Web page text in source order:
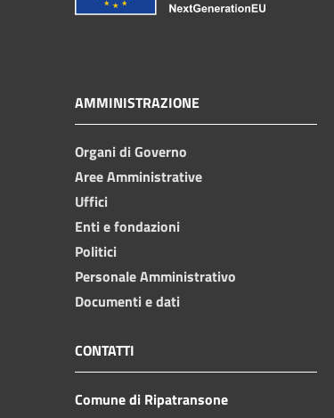
AMMINISTRAZIONE
Organi di Governo
Aree Amministrative
Uffici
Enti e fondazioni
Politici
Personale Amministrativo
Documenti e dati
CONTATTI
Comune di Ripatransone